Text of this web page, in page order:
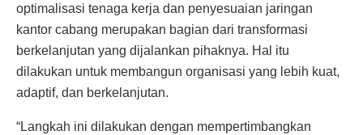
optimalisasi tenaga kerja dan penyesuaian jaringan
kantor cabang merupakan bagian dari transformasi
berkelanjutan yang dijalankan pihaknya. Hal itu
dilakukan untuk membangun organisasi yang lebih kuat,
adaptif, dan berkelanjutan.
“Langkah ini dilakukan dengan mempertimbangkan